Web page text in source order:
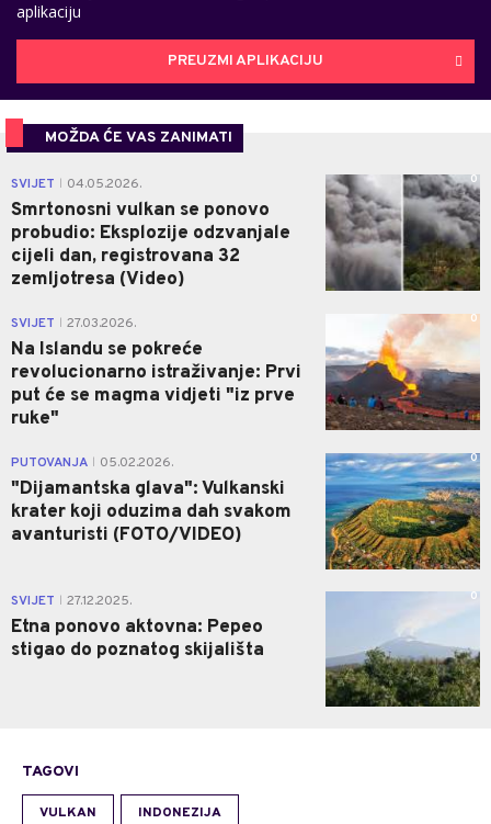
aplikaciju
PREUZMI APLIKACIJU
MOŽDA ĆE VAS ZANIMATI
SVIJET 04.05.2026.
Smrtonosni vulkan se ponovo
probudio: Eksplozije odzvanjale
cijeli dan, registrovana 32
zemljotresa (Video)
0
SVIJET 27.03.2026.
Na Islandu se pokreće
revolucionarno istraživanje: Prvi
put će se magma vidjeti "iz prve
ruke"
0
PUTOVANJA 05.02.2026.
"Dijamantska glava": Vulkanski
krater koji oduzima dah svakom
avanturisti (FOTO/VIDEO)
0
SVIJET 27.12.2025.
Etna ponovo aktovna: Pepeo
stigao do poznatog skijališta
0
TAGOVI
VULKAN INDONEZIJA